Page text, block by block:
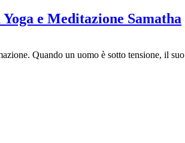
e Meditazione Samatha
Quando un uomo è sotto tensione, il